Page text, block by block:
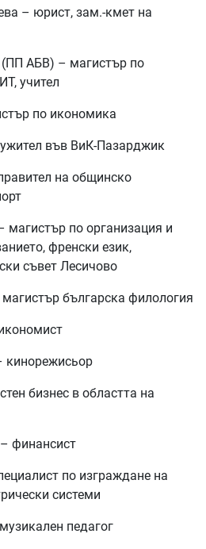
– юрист, зам.-кмет на
АБВ) – магистър по
учител
по икономика
във ВиК-Пазарджик
на общинско
по организация и
френски език,
съвет Лесичово
българска филология
кинорежисьор
бизнес в областта на
финансист
по изграждане на
системи
педагог